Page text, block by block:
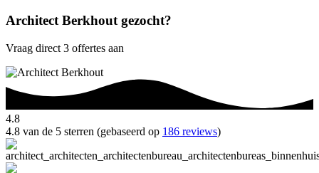
Architect Berkhout gezocht?
Vraag direct 3 offertes aan
4.8
4.8 van de 5 sterren (gebaseerd op 186 reviews)